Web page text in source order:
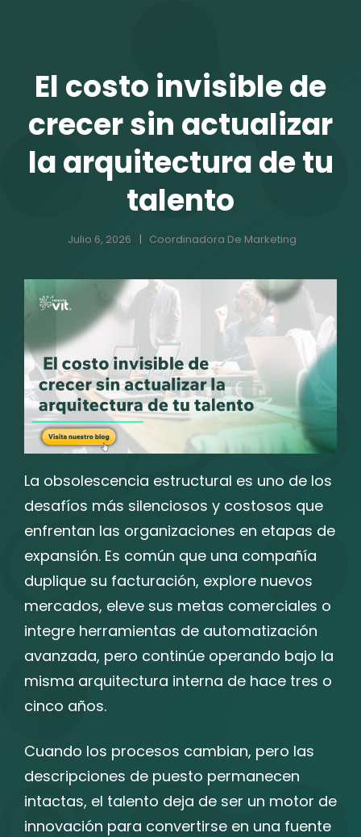
El costo invisible de
crecer sin actualizar
la arquitectura de tu
talento
Julio 6, 2026 Coordinadora De Marketing
La obsolescencia estructural es uno de los
desafíos más silenciosos y costosos que
enfrentan las organizaciones en etapas de
expansión. Es común que una compañía
duplique su facturación, explore nuevos
mercados, eleve sus metas comerciales o
integre herramientas de automatización
avanzada, pero continúe operando bajo la
misma arquitectura interna de hace tres o
cinco años.
Cuando los procesos cambian, pero las
descripciones de puesto permanecen
intactas, el talento deja de ser un motor de
innovación para convertirse en una fuente